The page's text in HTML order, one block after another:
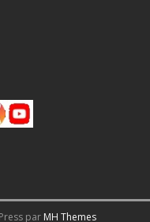
par MH Themes